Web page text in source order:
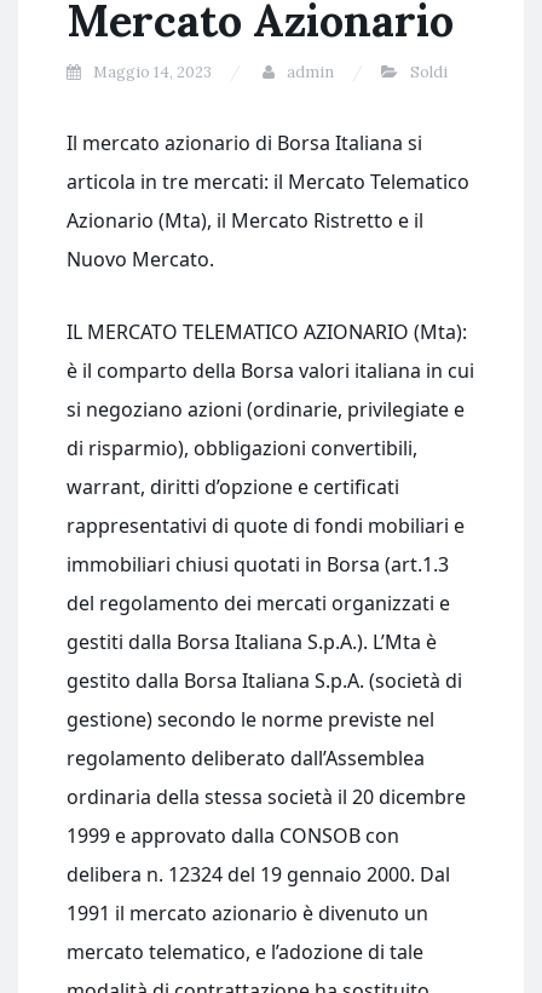
Mercato Azionario
Maggio 14, 2023 admin Soldi
Il mercato azionario di Borsa Italiana si
articola in tre mercati: il Mercato Telematico
Azionario (Mta), il Mercato Ristretto e il
Nuovo Mercato.
IL MERCATO TELEMATICO AZIONARIO (Mta):
è il comparto della Borsa valori italiana in cui
si negoziano azioni (ordinarie, privilegiate e
di risparmio), obbligazioni convertibili,
warrant, diritti d’opzione e certificati
rappresentativi di quote di fondi mobiliari e
immobiliari chiusi quotati in Borsa (art.1.3
del regolamento dei mercati organizzati e
gestiti dalla Borsa Italiana S.p.A.). L’Mta è
gestito dalla Borsa Italiana S.p.A. (società di
gestione) secondo le norme previste nel
regolamento deliberato dall’Assemblea
ordinaria della stessa società il 20 dicembre
1999 e approvato dalla CONSOB con
delibera n. 12324 del 19 gennaio 2000. Dal
1991 il mercato azionario è divenuto un
mercato telematico, e l’adozione di tale